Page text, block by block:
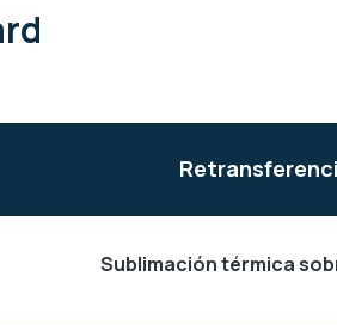
Sublimación térmica